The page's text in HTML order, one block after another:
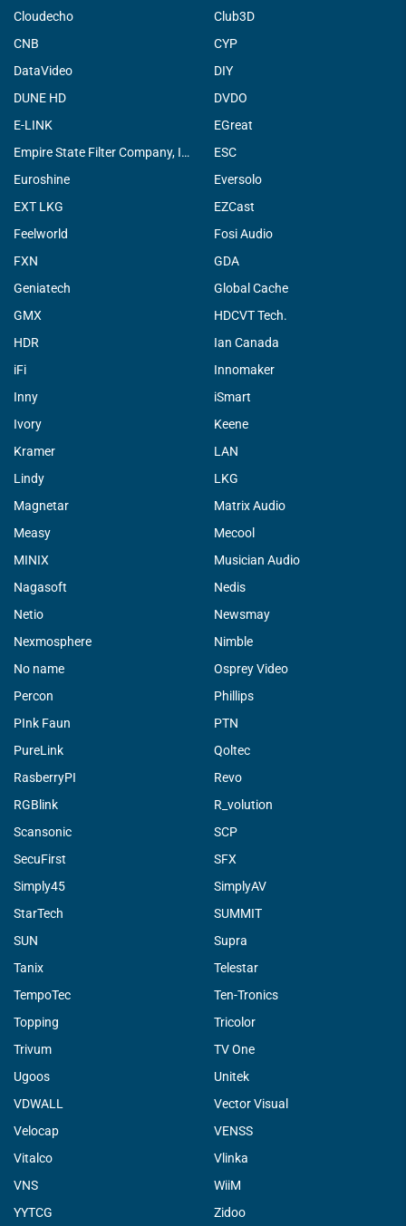
Cloudecho
Club3D
CNB
CYP
DataVideo
DIY
DUNE HD
DVDO
E-LINK
EGreat
Empire State Filter Company, INC.
ESC
Euroshine
Eversolo
EXT LKG
EZCast
Feelworld
Fosi Audio
FXN
GDA
Geniatech
Global Cache
GMX
HDCVT Tech.
HDR
Ian Canada
iFi
Innomaker
Inny
iSmart
Ivory
Keene
Kramer
LAN
Lindy
LKG
Magnetar
Matrix Audio
Measy
Mecool
MINIX
Musician Audio
Nagasoft
Nedis
Netio
Newsmay
Nexmosphere
Nimble
No name
Osprey Video
Percon
Phillips
PInk Faun
PTN
PureLink
Qoltec
RasberryPI
Revo
RGBlink
R_volution
Scansonic
SCP
SecuFirst
SFX
Simply45
SimplyAV
StarTech
SUMMIT
SUN
Supra
Tanix
Telestar
TempoTec
Ten-Tronics
Topping
Tricolor
Trivum
TV One
Ugoos
Unitek
VDWALL
Vector Visual
Velocap
VENSS
Vitalco
Vlinka
VNS
WiiM
YYTCG
Zidoo